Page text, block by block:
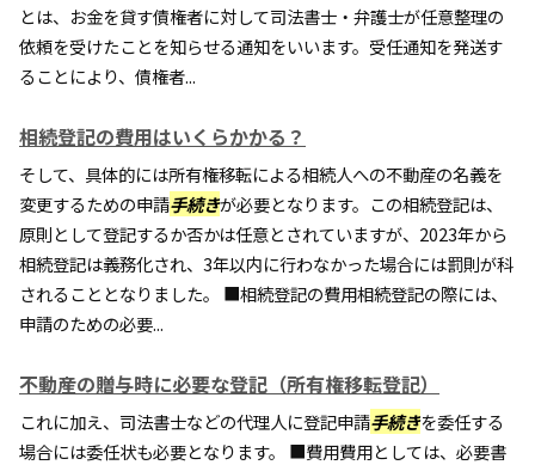
とは、お金を貸す債権者に対して司法書士・弁護士が任意整理の
依頼を受けたことを知らせる通知をいいます。受任通知を発送す
ることにより、債権者...
相続登記の費用はいくらかかる？
そして、具体的には所有権移転による相続人への不動産の名義を
変更するための申請手続きが必要となります。この相続登記は、
原則として登記するか否かは任意とされていますが、2023年から
相続登記は義務化され、3年以内に行わなかった場合には罰則が科
されることとなりました。 ■相続登記の費用相続登記の際には、
申請のための必要...
不動産の贈与時に必要な登記（所有権移転登記）
これに加え、司法書士などの代理人に登記申請手続きを委任する
場合には委任状も必要となります。 ■費用費用としては、必要書